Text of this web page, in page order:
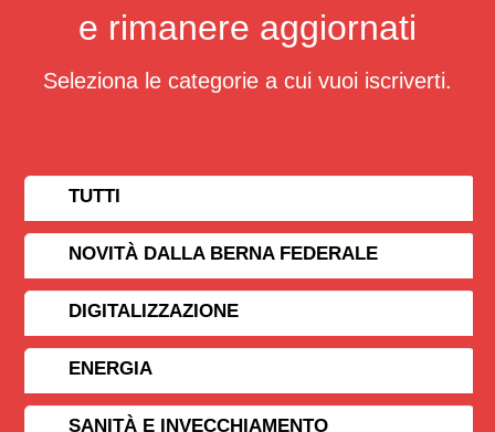
e rimanere aggiornati
Seleziona le categorie a cui vuoi iscriverti.
TUTTI
NOVITÀ DALLA BERNA FEDERALE
DIGITALIZZAZIONE
ENERGIA
SANITÀ E INVECCHIAMENTO